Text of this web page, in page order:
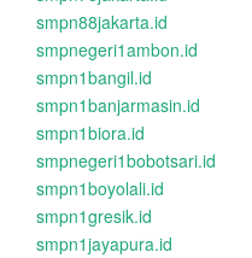
smpn88jakarta.id
smpnegeri1ambon.id
smpn1bangil.id
smpn1banjarmasin.id
smpn1biora.id
smpnegeri1bobotsari.id
smpn1boyolali.id
smpn1gresik.id
smpn1jayapura.id